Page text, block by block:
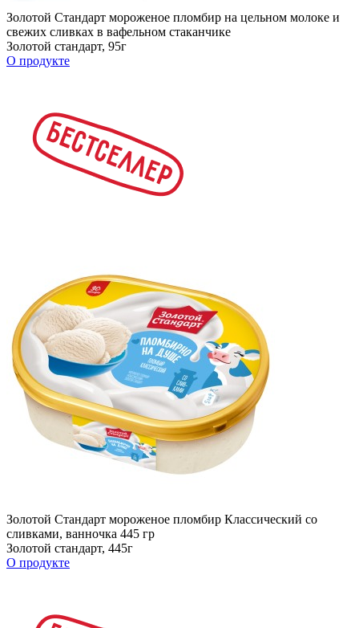
Золотой Стандарт мороженое пломбир на цельном молоке и
свежих сливках в вафельном стаканчике
Золотой стандарт, 95г
О продукте
Золотой Стандарт мороженое пломбир Классический со
сливками, ванночка 445 гр
Золотой стандарт, 445г
О продукте